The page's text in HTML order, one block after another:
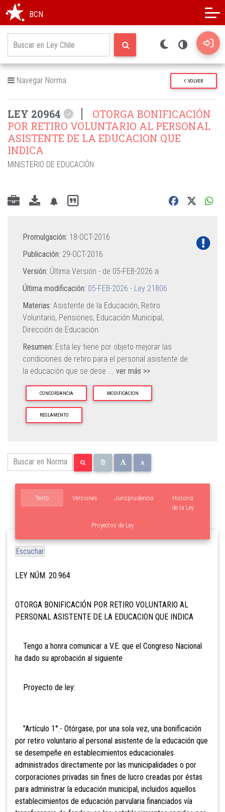
BCN
Navegar Norma VOLVER
LEY 20964
OTORGA BONIFICACIÓN
POR RETIRO VOLUNTARIO AL PERSONAL
ASISTENTE DE LA EDUCACION QUE
INDICA
MINISTERIO DE EDUCACIÓN
Promulgación: 18-OCT-2016
Publicación: 29-OCT-2016
Versión: Última Versión - de 05-FEB-2026 a
Última modificación: 05-FEB-2026 - Ley 21806
Materias: Asistente de la Educación, Retiro
Voluntario, Pensiones, Educación Municipal,
Dirección de Educación
Resumen: Esta ley tiene por objeto mejorar las
condiciones de retiro para el personal asistente de
la educación que se dese ... ver más >>
CONCORDANCIA MODIFICACION
REGLAMENTO
Texto Versiones Jurisprudencia
Proyectos de Ley
Historia
de la Ley
Escuchar
LEY NÚM. 20.964
OTORGA BONIFICACIÓN POR RETIRO VOLUNTARIO AL
PERSONAL ASISTENTE DE LA EDUCACION QUE INDICA
Tengo a honra comunicar a V.E. que el Congreso Nacional
ha dado su aprobación al siguiente
Proyecto de ley:
"Artículo 1°.- Otórgase, por una sola vez, una bonificación
por retiro voluntario al personal asistente de la educación que
se desempeñe en establecimientos educacionales
administrados directamente por las municipalidades o por
corporaciones privadas sin fines de lucro creadas por éstas
para administrar la educación municipal, incluidos aquellos
establecimientos de educación parvularia financiados vía